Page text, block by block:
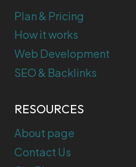
Plan & Pricing
How it works
Web Development
SEO & Backlinks
RESOURCES
About page
Contact Us